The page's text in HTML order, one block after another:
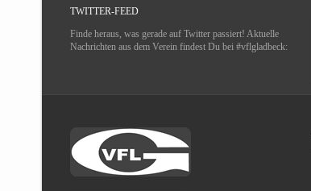
TWITTER-FEED
Finde heraus, was gerade auf Twitter passiert! Aktuelle
Nachrichten aus dem Verein findest Du bei #vflgladbeck: